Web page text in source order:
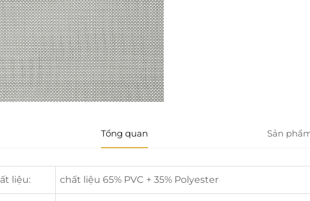
Tổng quan Sản
liệu: chất liệu 65% PVC + 35% Polyester